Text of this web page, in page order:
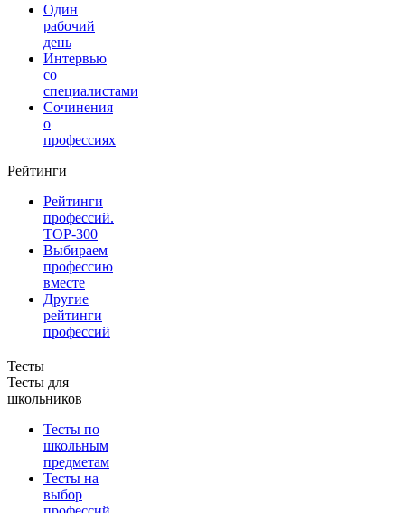
Один
рабочий
день
Интервью
со
специалистами
Сочинения
о
профессиях
Рейтинги
Рейтинги
профессий.
TOP-300
Выбираем
профессию
вместе
Другие
рейтинги
профессий
Тесты
Тесты для
школьников
Тесты по
школьным
предметам
Тесты на
выбор